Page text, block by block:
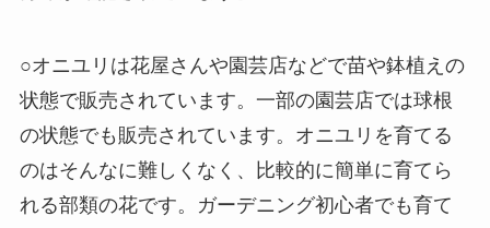
○オニユリは花屋さんや園芸店などで苗や鉢植えの
状態で販売されています。一部の園芸店では球根
の状態でも販売されています。オニユリを育てる
のはそんなに難しくなく、比較的に簡単に育てら
れる部類の花です。ガーデニング初心者でも育て